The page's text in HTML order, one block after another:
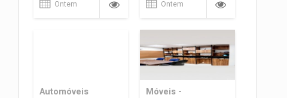
Ontem Ontem
Automóveis
Móveis -